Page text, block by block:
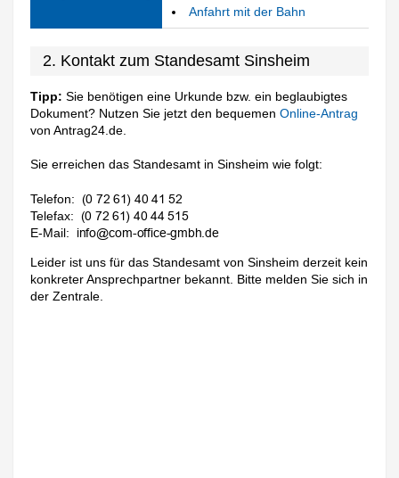
Anfahrt mit der Bahn
2. Kontakt zum Standesamt Sinsheim
Tipp: Sie benötigen eine Urkunde bzw. ein beglaubigtes
Dokument? Nutzen Sie jetzt den bequemenOnline-Antrag
von Antrag24.de.
Sie erreichen das Standesamt in Sinsheim wie folgt:
Telefon:
Telefax:
E-Mail:
Leider ist uns für das Standesamt von Sinsheim derzeit kein
konkreter Ansprechpartner bekannt. Bitte melden Sie sich in
der Zentrale.